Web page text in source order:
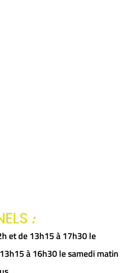
:
et de 13h15 à 17h30 le
à 16h30 le samedi matin